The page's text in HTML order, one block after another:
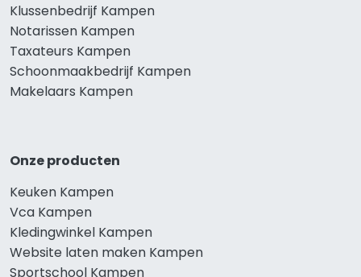
Klussenbedrijf Kampen
Notarissen Kampen
Taxateurs Kampen
Schoonmaakbedrijf Kampen
Makelaars Kampen
Onze producten
Keuken Kampen
Vca Kampen
Kledingwinkel Kampen
Website laten maken Kampen
Sportschool Kampen